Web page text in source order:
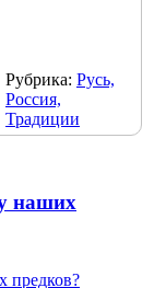
Рубрика: Русь,
Россия,
Традиции
наших